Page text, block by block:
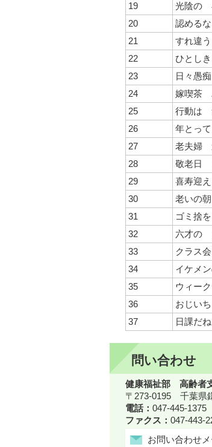
19
光陰の
20
認める
21
すれ違
22
ひとし
23
日々愚
24
嫁喫茶
25
行動は
26
年とっ
27
老夫婦
28
敬老日
29
喜寿迎
30
老いの
31
ゴミ捨
32
六才の
33
クラス
34
イケメ
35
ウィー
36
おじい
37
日課だ
問い合わせ
健康福祉部 高齢者
〒273-0195 千葉県
電話： 047-445-1375
ファクス： 047-443-
お問い合わせ